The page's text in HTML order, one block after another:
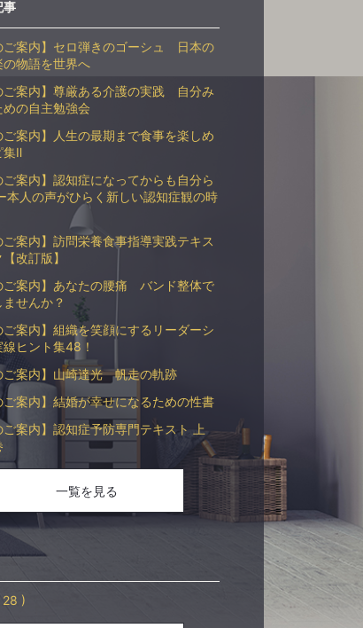
事
ご案内】セロ弾きのゴーシュ 日本の
の物語を世界へ
ご案内】尊厳ある介護の実践 自分み
めの自主勉強会
ご案内】人生の最期まで食事を楽しめ
集Ⅱ
ご案内】認知症になってからも自分ら
本人の声がひらく新しい認知症観の時
ご案内】訪問栄養食事指導実践テキス
改訂版】
ご案内】あなたの腰痛 バンド整体で
せんか？
ご案内】組織を笑顔にするリーダーシ
ヒント集48！
ご案内】山崎達光 帆走の軌跡
ご案内】結婚が幸せになるための性書
ご案内】認知症予防専門テキスト 上
一覧を見る
28 )